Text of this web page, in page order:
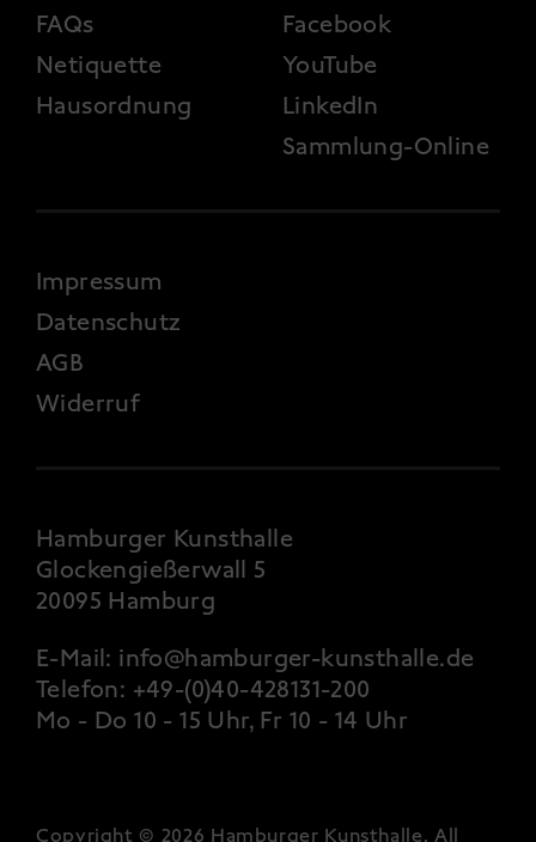
FAQs
Netiquette
Hausordnung
Facebook
YouTube
LinkedIn
Sammlung-Online
FOOTER 4
Impressum
Datenschutz
AGB
Widerruf
Hamburger Kunsthalle
Glockengießerwall 5
20095 Hamburg
E-Mail: info@hamburger-kunsthalle.de
Telefon: +49-(0)40-428131-200
Mo - Do 10 - 15 Uhr, Fr 10 - 14 Uhr
Copyright © 2026 Hamburger Kunsthalle. All